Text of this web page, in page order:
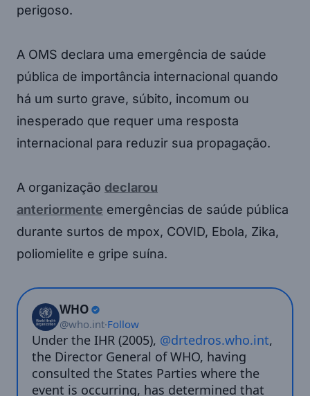
perigoso.
A OMS declara uma emergência de saúde
pública de importância internacional quando
há um surto grave, súbito, incomum ou
inesperado que requer uma resposta
internacional para reduzir sua propagação.
A organização declarou
anteriormente emergências de saúde pública
durante surtos de mpox, COVID, Ebola, Zika,
poliomielite e gripe suína.